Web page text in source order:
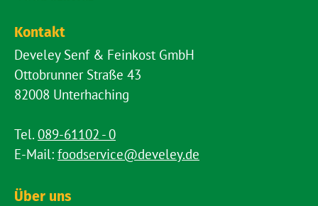
Kontakt
Develey Senf & Feinkost GmbH
Ottobrunner Straße 43
82008 Unterhaching
Tel. 089-61102 - 0
E-Mail: foodservice@develey.de
Über uns